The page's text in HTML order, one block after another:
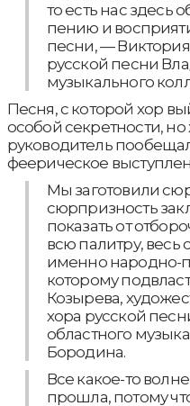
то есть нас здесь
пению и
песни, —
русской песни
музыкального
Песня, с которой хор
особой секретности,
руководитель
феерическое
Мы заготовили
сюрпризность
показать от
всю палитру, весь
именно народно-
которому
Козырева,
хора русской
областного
Бородина.
Все какое-то
прошла, потому